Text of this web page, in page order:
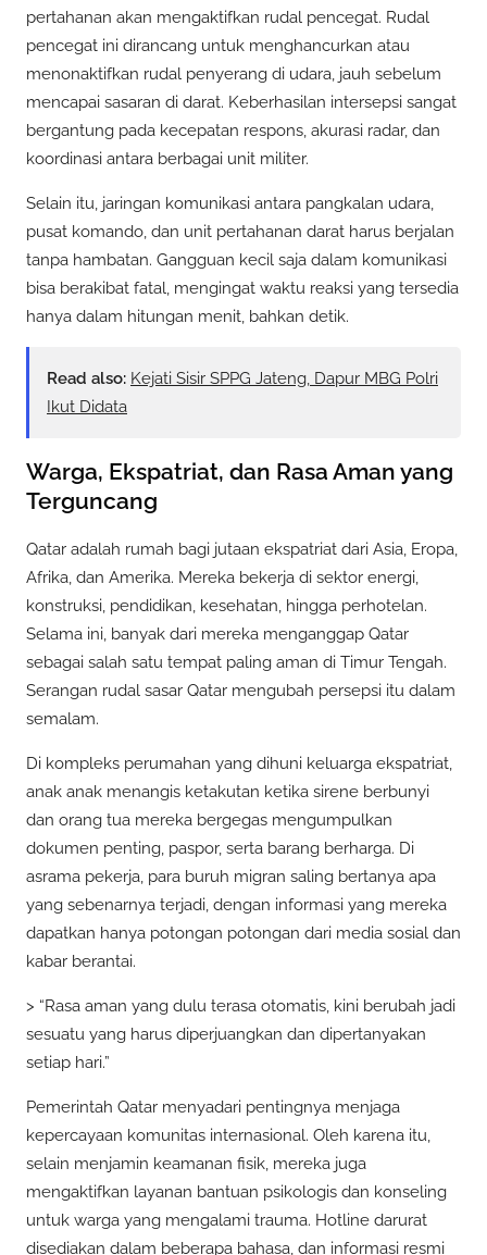
pertahanan akan mengaktifkan rudal pencegat. Rudal
pencegat ini dirancang untuk menghancurkan atau
menonaktifkan rudal penyerang di udara, jauh sebelum
mencapai sasaran di darat. Keberhasilan intersepsi sangat
bergantung pada kecepatan respons, akurasi radar, dan
koordinasi antara berbagai unit militer.
Selain itu, jaringan komunikasi antara pangkalan udara,
pusat komando, dan unit pertahanan darat harus berjalan
tanpa hambatan. Gangguan kecil saja dalam komunikasi
bisa berakibat fatal, mengingat waktu reaksi yang tersedia
hanya dalam hitungan menit, bahkan detik.
Read also: Kejati Sisir SPPG Jateng, Dapur MBG Polri
Ikut Didata
Warga, Ekspatriat, dan Rasa Aman yang
Terguncang
Qatar adalah rumah bagi jutaan ekspatriat dari Asia, Eropa,
Afrika, dan Amerika. Mereka bekerja di sektor energi,
konstruksi, pendidikan, kesehatan, hingga perhotelan.
Selama ini, banyak dari mereka menganggap Qatar
sebagai salah satu tempat paling aman di Timur Tengah.
Serangan rudal sasar Qatar mengubah persepsi itu dalam
semalam.
Di kompleks perumahan yang dihuni keluarga ekspatriat,
anak anak menangis ketakutan ketika sirene berbunyi
dan orang tua mereka bergegas mengumpulkan
dokumen penting, paspor, serta barang berharga. Di
asrama pekerja, para buruh migran saling bertanya apa
yang sebenarnya terjadi, dengan informasi yang mereka
dapatkan hanya potongan potongan dari media sosial dan
kabar berantai.
> “Rasa aman yang dulu terasa otomatis, kini berubah jadi
sesuatu yang harus diperjuangkan dan dipertanyakan
setiap hari.”
Pemerintah Qatar menyadari pentingnya menjaga
kepercayaan komunitas internasional. Oleh karena itu,
selain menjamin keamanan fisik, mereka juga
mengaktifkan layanan bantuan psikologis dan konseling
untuk warga yang mengalami trauma. Hotline darurat
disediakan dalam beberapa bahasa, dan informasi resmi